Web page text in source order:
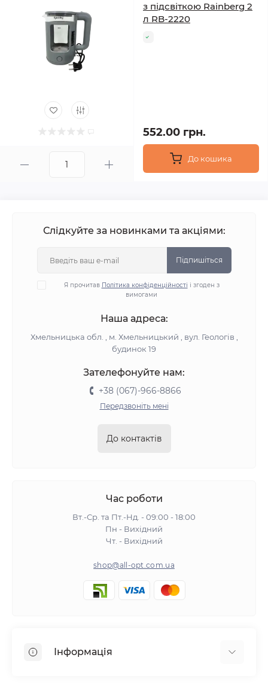
з підсвіткою Rainberg 2
л RB-2220
552.00 грн.
До кошика
Слідкуйте за новинками та акціями:
Підпишіться
Я прочитав Політика конфіденційності і згоден з
вимогами
Наша адреса:
Хмельницька обл. , м. Хмельницький , вул. Геологів ,
будинок 19
Зателефонуйте нам:
+38 (067)-966-8866
Передзвоніть мені
До контактів
Час роботи
Вт.-Ср. та Пт.-Нд. - 09:00 - 18:00
Пн - Вихідний
Чт. - Вихідний
shop@all-opt.com.ua
Інформація